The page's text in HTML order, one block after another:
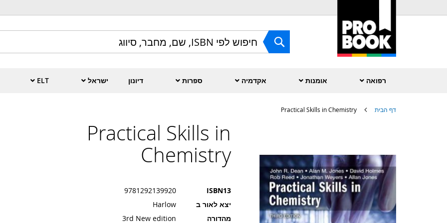
to
Content
חפש
רפואה אומנות אקדמיה ספרות דיונון ישראל ELT
דף הבית Practical Skills in Chemistry
Practical Skills in
Chemistry
ISBN13
9781292139920
יצא לאור ב
Harlow
מהדורה
3rd New edition
גלריית
תמונות